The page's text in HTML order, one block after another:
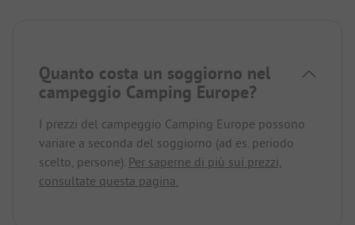
Quanto costa un soggiorno nel
campeggio Camping Europe?
I prezzi del campeggio Camping Europe possono
variare a seconda del soggiorno (ad es. periodo
scelto, persone). Per saperne di più sui prezzi,
consultate questa pagina.